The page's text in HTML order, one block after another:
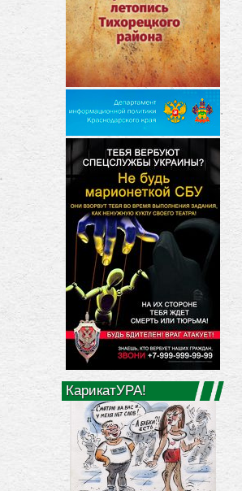
КарикатУРА!